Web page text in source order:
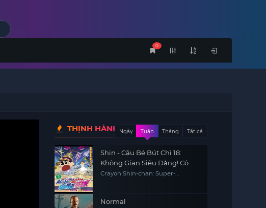
0
THỊNH HÀNHNgày Tuần Tháng Tất cả
Shin - Cậu Bé Bút Chì 18:
Không Gian Siêu Đẳng! Cô
Dâu Gọi Bão Của Ora
Crayon Shin-chan: Super-
Normal